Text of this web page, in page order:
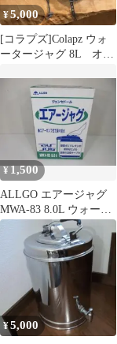
¥5,000
[コラプズ]Colapz ウォ
ータージャグ 8L オリ
¥1,500
ALLGO エアージャグ
MWA-83 8.0L ウォータ
ージャグ 保冷
¥5,000